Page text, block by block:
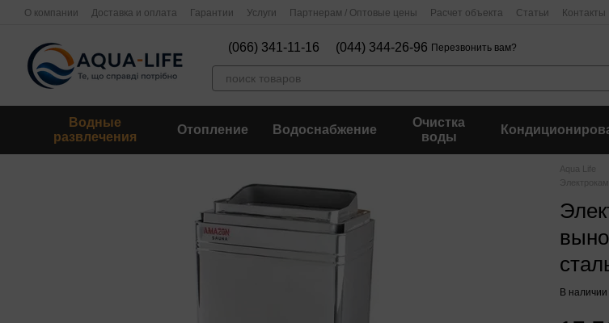
Перейти к основному контенту
О компании Доставка и оплата Гарантии Услуги Партнерам / Оптовые цены Расчет объекта Статьи Контакты
(066) 341-11-16 (044) 344-26-96 Перезвонить вам?
Водные
развлечения
Отопление Водоснабжение
Очистка
воды
Aqua Life
В наличии